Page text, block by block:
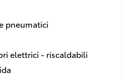
pneumatici
elettrici - riscaldabili